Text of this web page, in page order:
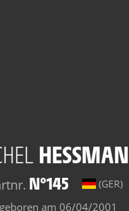
HESSMANN
N°145 (GER)
geboren am 06/04/2001